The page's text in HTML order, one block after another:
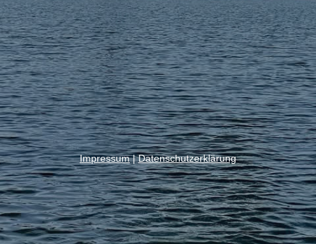
Impressum|Datenschutzerklärung